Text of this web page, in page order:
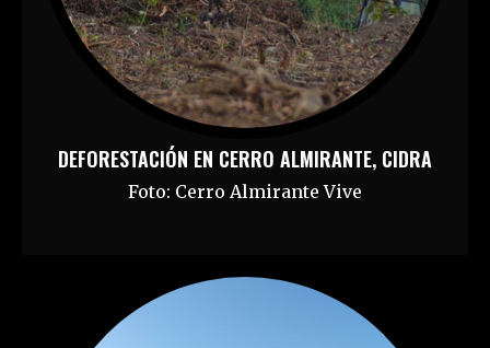
DEFORESTACIÓN EN CERRO ALMIRANTE, CIDRA
Foto: Cerro Almirante Vive